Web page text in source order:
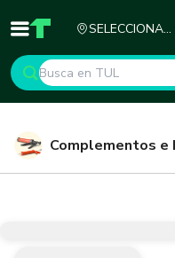
Inicio TUL - TuSELECCIONA
Complementos e